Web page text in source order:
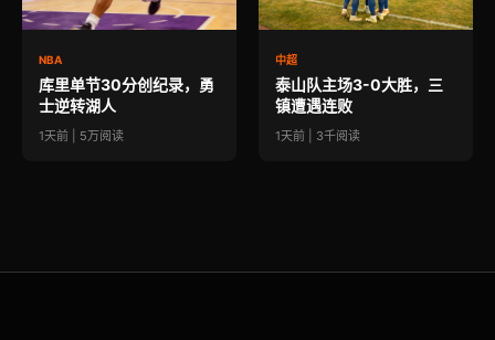
NBA
库里单节30分创纪录，勇
士逆转湖人
1天前 | 5万阅读
中超
泰山队主场3-0大胜，三
镇遭遇连败
1天前 | 3千阅读